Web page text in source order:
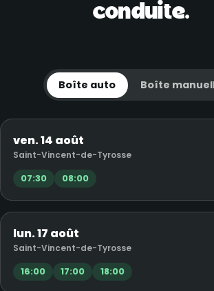
conduite.
Boîte auto Boîte
ven. 14 août
Saint-Vincent-de-Tyrosse
07:30 08:00
lun. 17 août
Saint-Vincent-de-Tyrosse
16:00 17:00 18:00